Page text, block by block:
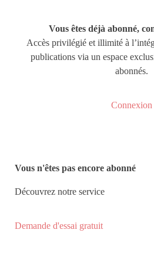
Vous êtes déjà abonné,
Accès privilégié et illimité à
publications via un espace
abonnés.
Connexion
Vous n'êtes pas encore abonné
Découvrez notre service
Demande d'essai gratuit